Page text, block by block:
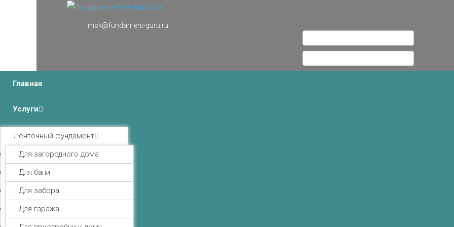
msk@fundament-guru.ru
Главная
Услуги
Ленточный фундамент
Для загородного дома
Для бани
Для забора
Для гаража